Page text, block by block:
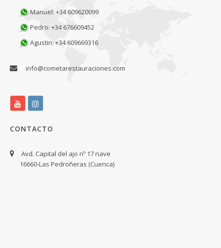
Manuel: +34 609620099
Pedro: +34 676609452
Agustin: +34 609669316
info@cometarestauraciones.com
CONTACTO
Avd. Capital del ajo nº 17 nave
16660-Las Pedroñeras (Cuenca)